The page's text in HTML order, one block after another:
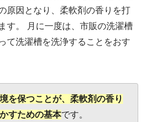
原因となり、柔軟剤の香りを打
す。 月に一度は、市販の洗濯槽
て洗濯槽を洗浄することをおす
を保つことが、柔軟剤の香り
すための基本です。